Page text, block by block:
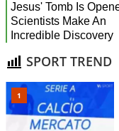
SPORT TREND